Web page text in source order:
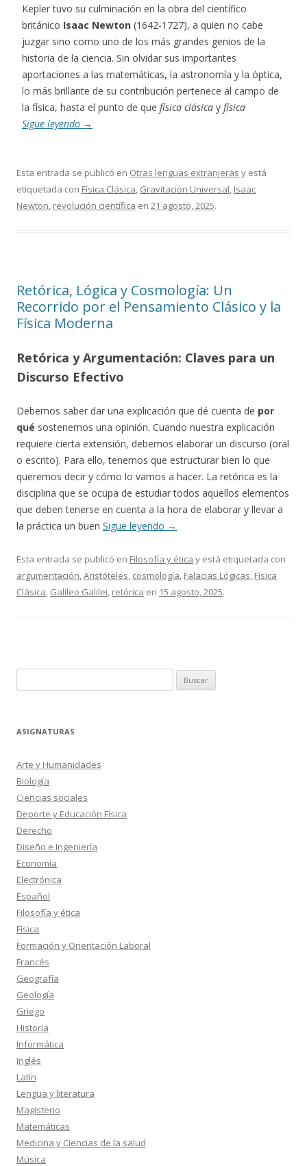
Kepler tuvo su culminación en la obra del científico
británico Isaac Newton (1642-1727), a quien no cabe
juzgar sino como uno de los más grandes genios de la
historia de la ciencia. Sin olvidar sus importantes
aportaciones a las matemáticas, la astronomía y la óptica,
lo más brillante de su contribución pertenece al campo de
la física, hasta el punto de que física clásica y física
Sigue leyendo →
Esta entrada se publicó en Otras lenguas extranjeras y está
etiquetada con Física Clásica, Gravitación Universal, Isaac
Newton, revolución científica en 21 agosto, 2025.
Retórica, Lógica y Cosmología: Un
Recorrido por el Pensamiento Clásico y la
Física Moderna
Retórica y Argumentación: Claves para un
Discurso Efectivo
Debemos saber dar una explicación que dé cuenta de por
qué sostenemos una opinión. Cuando nuestra explicación
requiere cierta extensión, debemos elaborar un discurso (oral
o escrito). Para ello, tenemos que estructurar bien lo que
queremos decir y cómo lo vamos a hacer. La retórica es la
disciplina que se ocupa de estudiar todos aquellos elementos
que deben tenerse en cuenta a la hora de elaborar y llevar a
la práctica un buen Sigue leyendo →
Esta entrada se publicó en Filosofía y ética y está etiquetada con
argumentación,Aristóteles, cosmología, Falacias Lógicas, Física
Clásica, Galileo Galilei, retórica en 15 agosto, 2025.
ASIGNATURAS
Arte y Humanidades
Biología
Ciencias sociales
Deporte y Educación Física
Derecho
Diseño e Ingeniería
Economía
Electrónica
Español
Filosofía y ética
Física
Formación y Orientación Laboral
Francés
Geografía
Geología
Griego
Historia
Informática
Inglés
Latín
Lengua y literatura
Magisterio
Matemáticas
Medicina y Ciencias de la salud
Música